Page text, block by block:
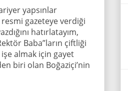
yapsınlar
gazeteye verdiği
hatırlatayım,
Baba”ların çiftliği
almak için gayet
biri olan Boğaziçi’nin